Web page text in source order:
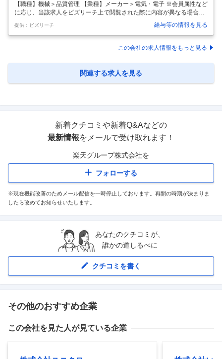
物流設備メンテナンスエリアマネージャー（Site Main
tenance Area Manager）
【職種】機械＞品質管理 【業種】メーカー＞電気・電子 ※会員属性など
に応じ、当該求人をビズリーチ上で閲覧された際に内容が異なる場合が
あります 日本中のお客様に「明日届く」を届けるAmazonの物流ネット
ワーク。その心臓部である物流センターには、世界トップクラスの物流
設備が導入されています。商品を運搬するコンベア、棚を持ち上げて移
動するAmazon Robotics、自動梱包システム、仕分け設備——これらが
るのが、RME（Reliability, Maintenance and Engineering）チームで
提供：ビズリーチ 給与等の情報を見る
この会社の求人情報をもっと見る
関連する求人を見る
新着クチコミや新着Q&Aなどの
最新情報をメールで受け取れます！
楽天グループ株式会社を
フォローする
※現在機能改善のためメール配信を一時停止しております。再開の時期が決まりま
したら改めてお知らせいたします。
あなたのクチコミが、
誰かの道しるべに
クチコミを書く
その他のおすすめ企業
この会社を見た人が見ている企業